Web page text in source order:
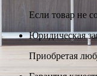
Если товар не
Юридическая
Приобретая